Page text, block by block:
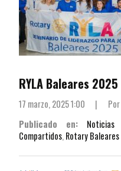
RYLA Baleares 2025
17 marzo, 2025 1:00 | Por
Publicado en:
Noticias
Compartidos,Rotary Baleares